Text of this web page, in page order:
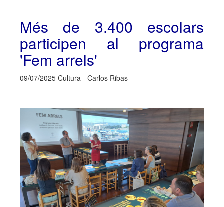
Més de 3.400 escolars
participen al programa
'Fem arrels'
09/07/2025 Cultura - Carlos Ribas